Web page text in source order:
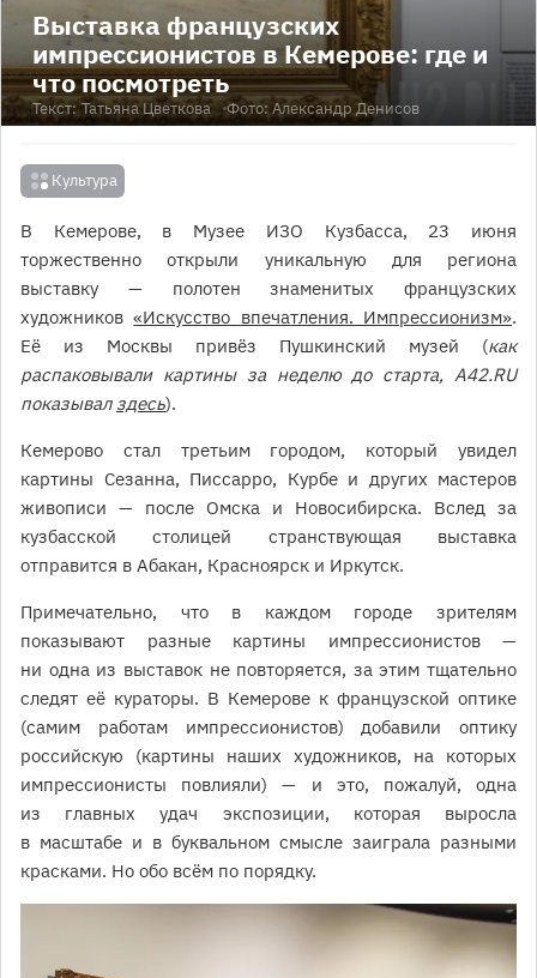
Выставка французских
импрессионистов в Кемерове: где и
что посмотреть
Текст: Татьяна Цветкова Фото: Александр Денисов
Культура
В Кемерове, в Музее ИЗО Кузбасса, 23 июня
торжественно открыли уникальную для региона
выставку — полотен знаменитых французских
художников«Искусство впечатления. Импрессионизм».
Её из Москвы привёз Пушкинский музей (как
распаковывали картины за неделю до старта, A42.RU
показывал здесь).
Кемерово стал третьим городом, который увидел
картины Сезанна, Писсарро, Курбе и других мастеров
живописи — после Омска и Новосибирска. Вслед за
кузбасской столицей странствующая выставка
отправится в Абакан, Красноярск и Иркутск.
Примечательно, что в каждом городе зрителям
показывают разные картины импрессионистов —
ни одна из выставок не повторяется, за этим тщательно
следят её кураторы. В Кемерове к французской оптике
(самим работам импрессионистов) добавили оптику
российскую (картины наших художников, на которых
импрессионисты повлияли) — и это, пожалуй, одна
из главных удач экспозиции, которая выросла
в масштабе и в буквальном смысле заиграла разными
красками. Но обо всём по порядку.